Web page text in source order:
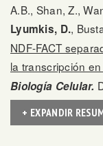
A.B., Shan, Z.,
Lyumkis, D.,
NDF-FACT
la transcripción
Biología Celular.
+ EXPANDIR